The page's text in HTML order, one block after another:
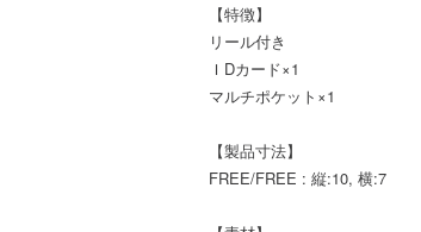
【特徴】
リール付き
ＩDカード×1
マルチポケット×1
【製品寸法】
FREE/FREE : 縦:10, 横:7